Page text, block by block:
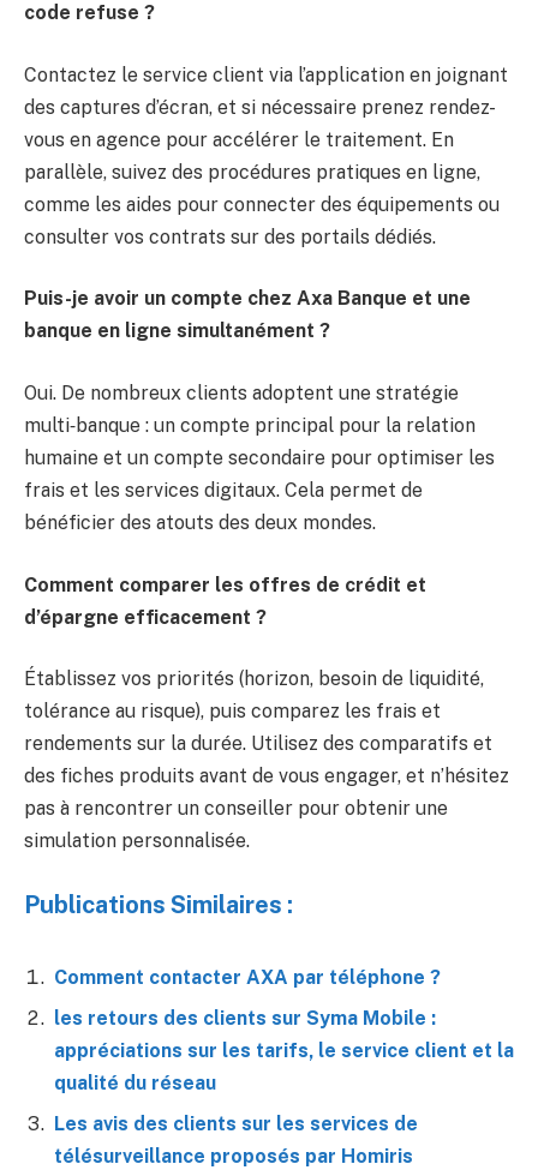
code refuse ?
Contactez le service client via l’application en joignant
des captures d’écran, et si nécessaire prenez rendez-
vous en agence pour accélérer le traitement. En
parallèle, suivez des procédures pratiques en ligne,
comme les aides pour connecter des équipements ou
consulter vos contrats sur des portails dédiés.
Puis-je avoir un compte chez Axa Banque et une
banque en ligne simultanément ?
Oui. De nombreux clients adoptent une stratégie
multi‑banque : un compte principal pour la relation
humaine et un compte secondaire pour optimiser les
frais et les services digitaux. Cela permet de
bénéficier des atouts des deux mondes.
Comment comparer les offres de crédit et
d’épargne efficacement ?
Établissez vos priorités (horizon, besoin de liquidité,
tolérance au risque), puis comparez les frais et
rendements sur la durée. Utilisez des comparatifs et
des fiches produits avant de vous engager, et n’hésitez
pas à rencontrer un conseiller pour obtenir une
simulation personnalisée.
Publications Similaires :
Comment contacter AXA par téléphone ?
les retours des clients sur Syma Mobile :
appréciations sur les tarifs, le service client et la
qualité du réseau
Les avis des clients sur les services de
télésurveillance proposés par Homiris